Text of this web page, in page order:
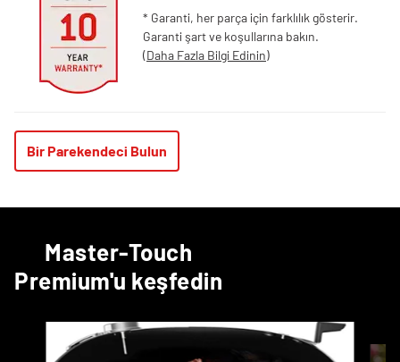
* Garanti, her parça için farklılık gösterir.
Garanti şart ve koşullarına bakın.
(Daha Fazla Bilgi Edinin)
Bir Parekendeci Bulun
Master-Touch
Premium'u keşfedin